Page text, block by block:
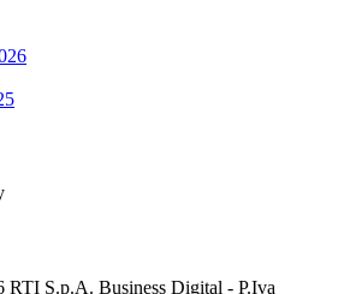
RTI S.p.A. Business Digital - P.Iva